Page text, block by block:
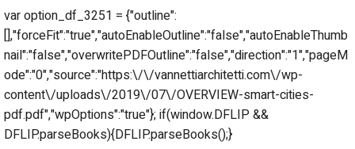
var option_df_3251 = {"outline":
[],"forceFit":"true","autoEnableOutline":"false","autoEnableThumb
nail":"false","overwritePDFOutline":"false","direction":"1","pageM
ode":"0","source":"https:\/\/vannettiarchitetti.com\/wp-
content\/uploads\/2019\/07\/OVERVIEW-smart-cities-
pdf.pdf","wpOptions":"true"}; if(window.DFLIP &&
DFLIP.parseBooks){DFLIP.parseBooks();}